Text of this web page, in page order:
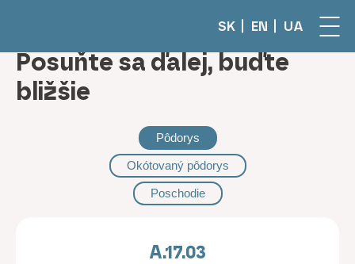
SK EN UA
Posuňte sa ďalej, buďte
bližšie
Pôdorys
Okótovaný pôdorys
Poschodie
A.17.03